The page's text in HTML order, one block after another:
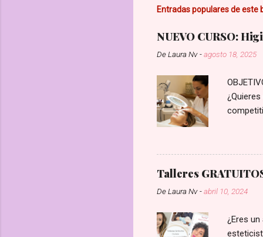
a
u
c
m
e
n
t
a
r
o
Entradas populares de este
NUEVO CURSO:
DeLaura Nv -agosto 18, 2025
negocio
una
lo que
Talleres
DeLaura Nv -abril 10, 2024
¿Eres